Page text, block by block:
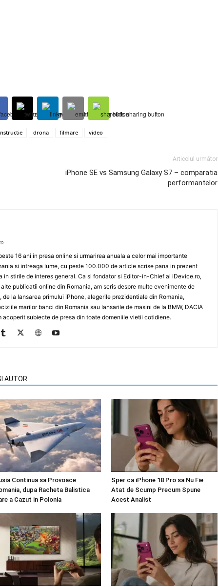
drona filmare video
Articolul următor
iPhone SE vs Samsung Galaxy S7 – comparatia
performantelor
16 ani in presa online si urmarirea anuala a celor mai importante
si intreaga lume, cu peste 100.000 de article scrise pana in prezent
in stirile de interes general. Ca si fondator si Editor-in-Chief al iDevice.ro,
publicatii online din Romania, am scris despre multe evenimente de
la lansarea primului iPhone, alegerile prezidentiale din Romania,
marilor banci din Romania sau lansarile de masini de la BMW, DACIA
acoperit subiecte de presa din toate domeniile vietii cotidiene.
AUTOR
Continua sa Provoace
dupa Racheta Balistica
a Cazut in Polonia
Sper ca iPhone 18 Pro sa Nu Fie
Atat de Scump Precum Spune
Acest Analist